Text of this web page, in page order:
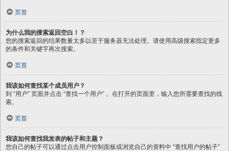
页首
为什么我的搜索返回空白！？
您的搜索返回的结果数量太多以至于服务器无法处理。请使用高级搜索指定更多
的条件和关键字再次搜索。
页首
我该如何查找某个成员用户？
到 “用户” 页面并点击 “查找一个用户” 。在打开的页面里，输入您所需要查找的线
索。
页首
我该如何查找我发表的帖子和主题？
您自己的帖子可以通过点击用户控制面板或浏览自己的资料中 “查找用户的帖子”